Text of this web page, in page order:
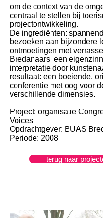
om de context van de
centraal te stellen bij
projectontwikkeling.
De ingrediënten:
bezoeken aan bijzondere
ontmoetingen met
Bredanaars, een
interpretatie door
resultaat: een boeiende,
conferentie met oog voor
verschillende dimensies.
Project: organisatie
Voices
Opdrachtgever: BUAS
Periode: 2008
terug naar